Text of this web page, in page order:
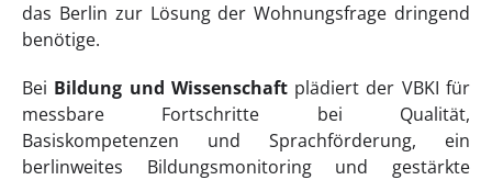
das Berlin zur Lösung der Wohnungsfrage dringend
benötige.
Bei Bildung und Wissenschaftplädiert der VBKI für
messbare Fortschritte bei Qualität,
Basiskompetenzen und Sprachförderung, ein
berlinweites Bildungsmonitoring und gestärkte